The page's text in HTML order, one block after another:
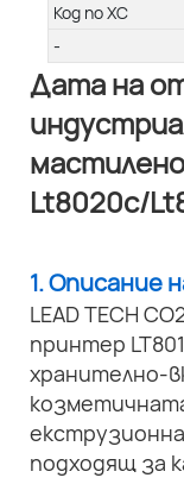
Код по ХС
-
Дата на
Lt8020c/
1. Описание
LEAD TECH
принтер
хранително-
подходящ за